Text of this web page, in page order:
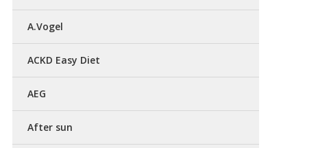
A.Vogel
ACKD Easy Diet
AEG
After sun